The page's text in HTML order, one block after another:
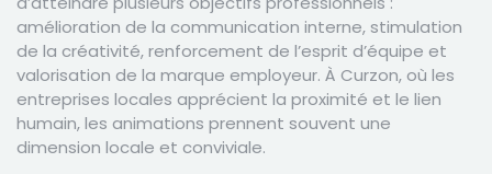
amélioration de la communication interne, stimulation
de la créativité, renforcement de l’esprit d’équipe et
valorisation de la marque employeur. À Curzon, où les
entreprises locales apprécient la proximité et le lien
humain, les animations prennent souvent une
dimension locale et conviviale.